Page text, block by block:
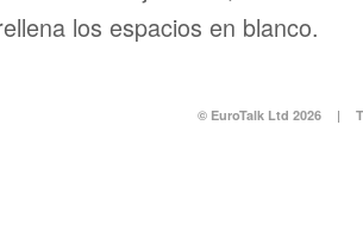
los espacios en blanco.
© EuroTalk Ltd 2026 |